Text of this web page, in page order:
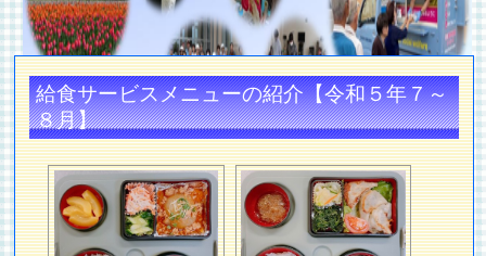
給食サービスメニューの紹介【令和５年７～
８月】